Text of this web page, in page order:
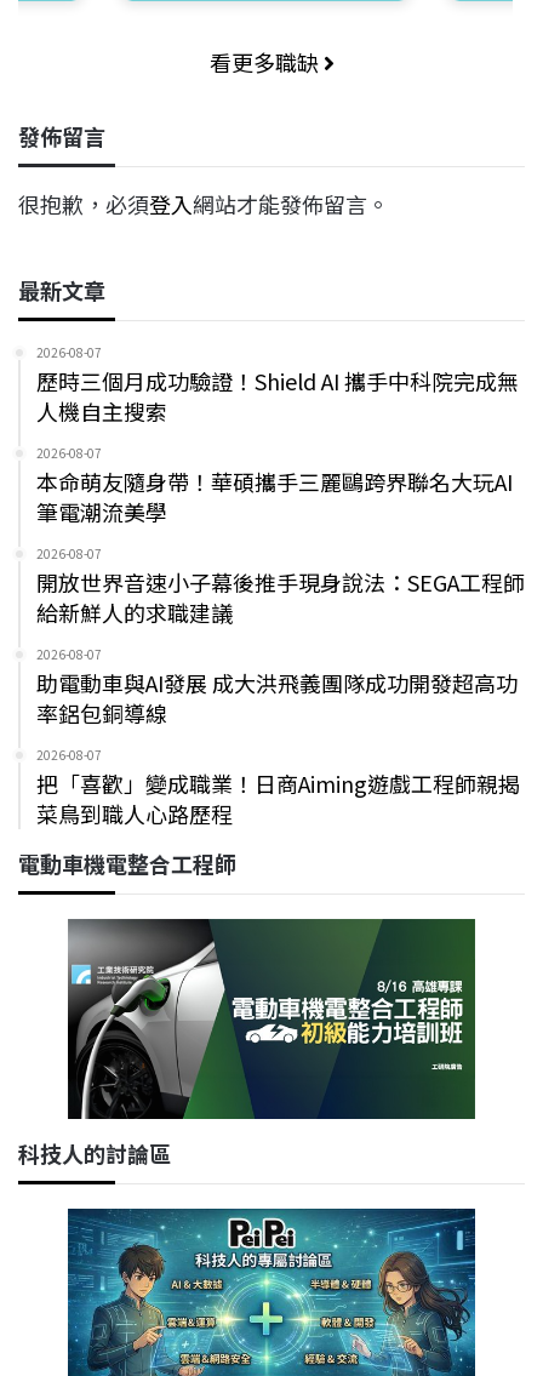
看更多職缺
發佈留言
很抱歉，必須登入網站才能發佈留言。
最新文章
2026-08-07
歷時三個月成功驗證！Shield AI 攜手中科院完成無
人機自主搜索
2026-08-07
本命萌友隨身帶！華碩攜手三麗鷗跨界聯名大玩AI
筆電潮流美學
2026-08-07
開放世界音速小子幕後推手現身說法：SEGA工程師
給新鮮人的求職建議
2026-08-07
助電動車與AI發展 成大洪飛義團隊成功開發超高功
率鋁包銅導線
2026-08-07
把「喜歡」變成職業！日商Aiming遊戲工程師親揭
菜鳥到職人心路歷程
電動車機電整合工程師
科技人的討論區